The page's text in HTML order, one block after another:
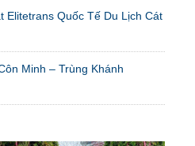
Elitetrans Quốc Tế Du Lịch Cát
Minh – Trùng Khánh